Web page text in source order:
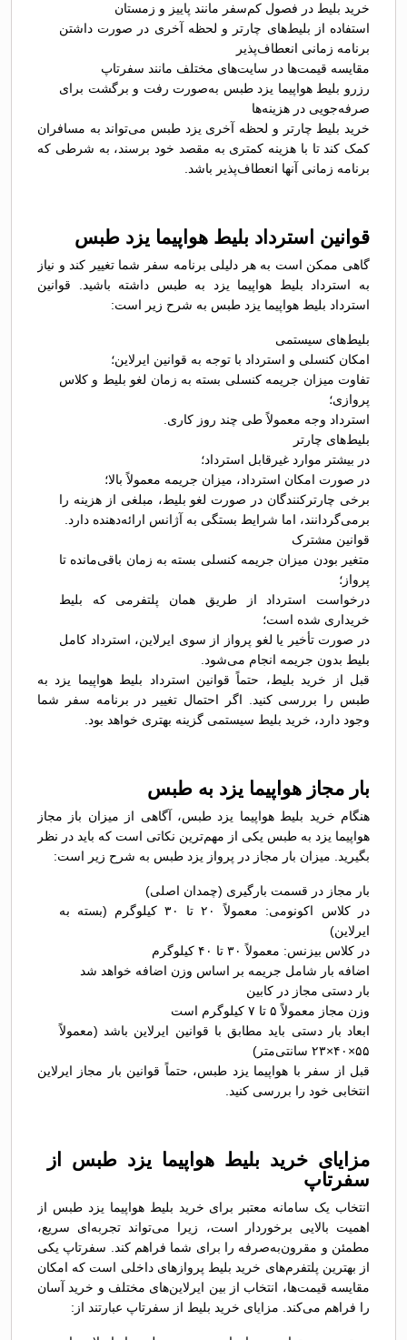
خرید بلیط در فصول کم‌سفر مانند پاییز و زمستان
استفاده از بلیط‌های چارتر و لحظه آخری در صورت داشتن
برنامه زمانی انعطاف‌پذیر
مقایسه قیمت‌ها در سایت‌های مختلف مانند سفرتاپ
رزرو بلیط هواپیما یزد طبس به‌صورت رفت و برگشت برای
صرفه‌جویی در هزینه‌ها
خرید بلیط چارتر و لحظه آخری یزد طبس می‌تواند به مسافران
کمک کند تا با هزینه کمتری به مقصد خود برسند، به شرطی که
برنامه زمانی آنها انعطاف‌پذیر باشد.
قوانین استرداد بلیط هواپیما یزد طبس
گاهی ممکن است به هر دلیلی برنامه سفر شما تغییر کند و نیاز
به استرداد بلیط هواپیما یزد به طبس داشته باشید. قوانین
استرداد بلیط هواپیما یزد طبس به شرح زیر است:
بلیط‌های سیستمی
امکان کنسلی و استرداد با توجه به قوانین ایرلاین؛
تفاوت میزان جریمه کنسلی بسته به زمان لغو بلیط و کلاس
پروازی؛
استرداد وجه معمولاً طی چند روز کاری.
بلیط‌های چارتر
در بیشتر موارد غیرقابل استرداد؛
در صورت امکان استرداد، میزان جریمه معمولاً بالا؛
برخی چارترکنندگان در صورت لغو بلیط، مبلغی از هزینه را
برمی‌گردانند، اما شرایط بستگی به آژانس ارائه‌دهنده دارد.
قوانین مشترک
متغیر بودن میزان جریمه کنسلی بسته به زمان باقی‌مانده تا
پرواز؛
درخواست استرداد از طریق همان پلتفرمی که بلیط
خریداری شده است؛
در صورت تأخیر یا لغو پرواز از سوی ایرلاین، استرداد کامل
بلیط بدون جریمه انجام می‌شود.
قبل از خرید بلیط، حتماً قوانین استرداد بلیط هواپیما یزد به
طبس را بررسی کنید. اگر احتمال تغییر در برنامه سفر شما
وجود دارد، خرید بلیط سیستمی گزینه بهتری خواهد بود.
بار مجاز هواپیما یزد به طبس
هنگام خرید بلیط هواپیما یزد طبس، آگاهی از میزان باز مجاز
هواپیما یزد به طبس یکی از مهم‌ترین نکاتی است که باید در نظر
بگیرید. میزان بار مجاز در پرواز یزد طبس به شرح زیر است:
بار مجاز در قسمت بارگیری (چمدان اصلی)
در کلاس اکونومی: معمولاً ۲۰ تا ۳۰ کیلوگرم (بسته به
ایرلاین)
در کلاس بیزنس: معمولاً ۳۰ تا ۴۰ کیلوگرم
اضافه بار شامل جریمه بر اساس وزن اضافه خواهد شد
بار دستی مجاز در کابین
وزن مجاز معمولاً ۵ تا ۷ کیلوگرم است
ابعاد بار دستی باید مطابق با قوانین ایرلاین باشد (معمولاً
۵۵×۴۰×۲۳ سانتی‌متر)
قبل از سفر با هواپیما یزد طبس، حتماً قوانین بار مجاز ایرلاین
انتخابی خود را بررسی کنید.
مزایای خرید بلیط هواپیما یزد طبس از
سفرتاپ
انتخاب یک سامانه معتبر برای خرید بلیط هواپیما یزد طبس از
اهمیت بالایی برخوردار است، زیرا می‌تواند تجربه‌ای سریع،
مطمئن و مقرون‌به‌صرفه را برای شما فراهم کند. سفرتاپ یکی
از بهترین پلتفرم‌های خرید بلیط پروازهای داخلی است که امکان
مقایسه قیمت‌ها، انتخاب از بین ایرلاین‌های مختلف و خرید آسان
را فراهم می‌کند. مزایای خرید بلیط از سفرتاپ عبارتند از: